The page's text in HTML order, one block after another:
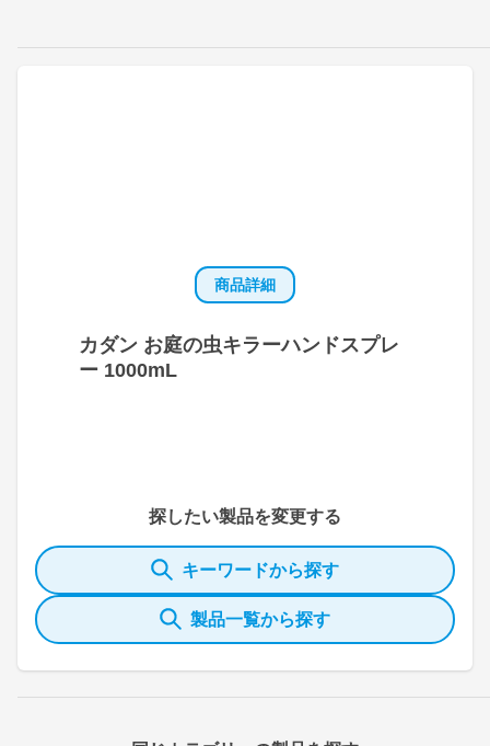
商品詳細
カダン お庭の虫キラーハンドスプレ
ー 1000mL
探したい製品を変更する
キーワードから探す
製品一覧から探す